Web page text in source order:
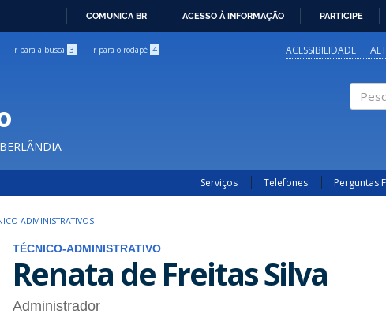
COMUNICA BR ACESSO À INFORMAÇÃO PARTICIPE
Ir para a busca 3 Ir para o rodapé 4 ACESSIBILIDADE
Serviços Telefones Perguntas
ADMINISTRATIVOS
TÉCNICO-ADMINISTRATIVO
Renata de Freitas Silva
Administrador